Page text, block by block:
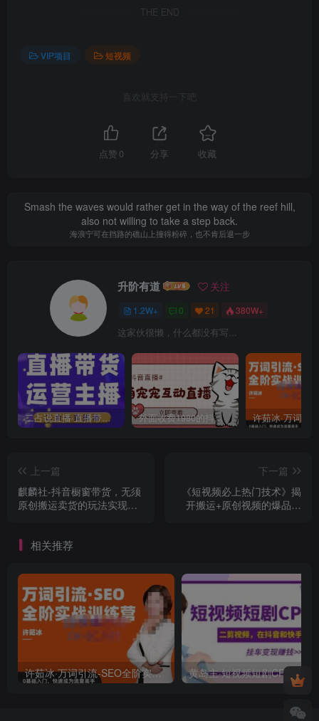
THE END
VIP项目 短视频
喜欢就支持一下吧
点赞 0 分享 收藏
Smash the waves would rather get in the way of the reef hill,
also not willing to take a step back.
海浪宁可在挡路的礁山上撞得粉碎，也不肯后退一步
升阶有道 关注
1.2W+ 0 21 380W+
这家伙很懒，什么都没有写...
二占说直播·直播带货主播运营课程，主播运营二合一实操课 外面收费1980的抖音萌宠宠直播项目，可虚拟人直播，抖音报白，实时互动直播【软件+详细教程】
上一篇
麒麟社-抖音橱窗带货，无须
原创搬运卖货的玩法实现躺
下一篇
《短视频必上热门技术》揭
开搬运+原创视频的爆品技
相关推荐
许茹冰·万词引流-SEO全阶实战训练营，0基础入门，快速成为流量高手